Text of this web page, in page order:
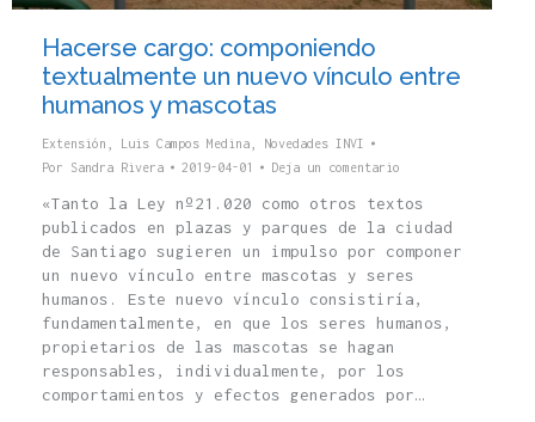
Hacerse cargo: componiendo
textualmente un nuevo vínculo entre
humanos y mascotas
Extensión Luis Campos Medina
Novedades INVI
Por Sandra Rivera 2019-04-01 Deja un comentario
«Tanto la Ley nº21.020 como otros textos
publicados en plazas y parques de la ciudad
de Santiago sugieren un impulso por componer
un nuevo vínculo entre mascotas y seres
humanos. Este nuevo vínculo consistiría,
fundamentalmente, en que los seres humanos,
propietarios de las mascotas se hagan
responsables, individualmente, por los
comportamientos y efectos generados por…